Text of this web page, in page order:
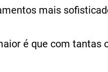
mais
é que com tantas